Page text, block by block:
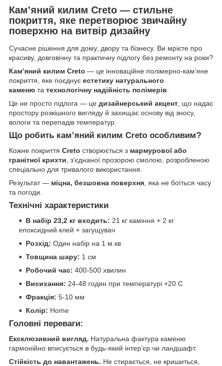
Кам’яний килим Creto — стильне
покриття, яке перетворює звичайну
поверхню на витвір дизайну
Сучасне рішення для дому, двору та бізнесу. Ви мрієте про
красиву, довговічну та практичну підлогу без ремонту на роки?
Кам’яний килим Creto — це інноваційне полімерно-кам’яне
покриття, яке поєднує естетику натурального
каменю та технологічну надійність полімерів.
Це не просто підлога — це дизайнерський акцент, що надає
простору розкішного вигляду й захищає основу від зносу,
вологи та перепадів температур.
Що робить кам’яний килим Creto особливим?
Кожне покриття Creto створюється з мармурової або
гранітної крихти, з’єднаної прозорою смолою, розробленою
спеціально для тривалого використання.
Результат — міцна, безшовна поверхня, яка не боїться часу
та погоди.
Технічні характеристики
В набір 23,2 кг входить: 21 кг каміння + 2 кг
епоксидний клей + загущувач
Розхід: Один набір на 1 м.кв
Товщина шару: 1 см
Робочий час: 400-500 хвилин
Висихання: 24-48 годин при температурі +20 С
Фракція: 5-10 мм
Колір: Home
Головні переваги:
Ексклюзивний вигляд. Натуральна фактура каменю
гармонійно вписується в будь-який інтер’єр чи ландшафт.
Стійкість до навантажень. Не стирається, не кришиться,